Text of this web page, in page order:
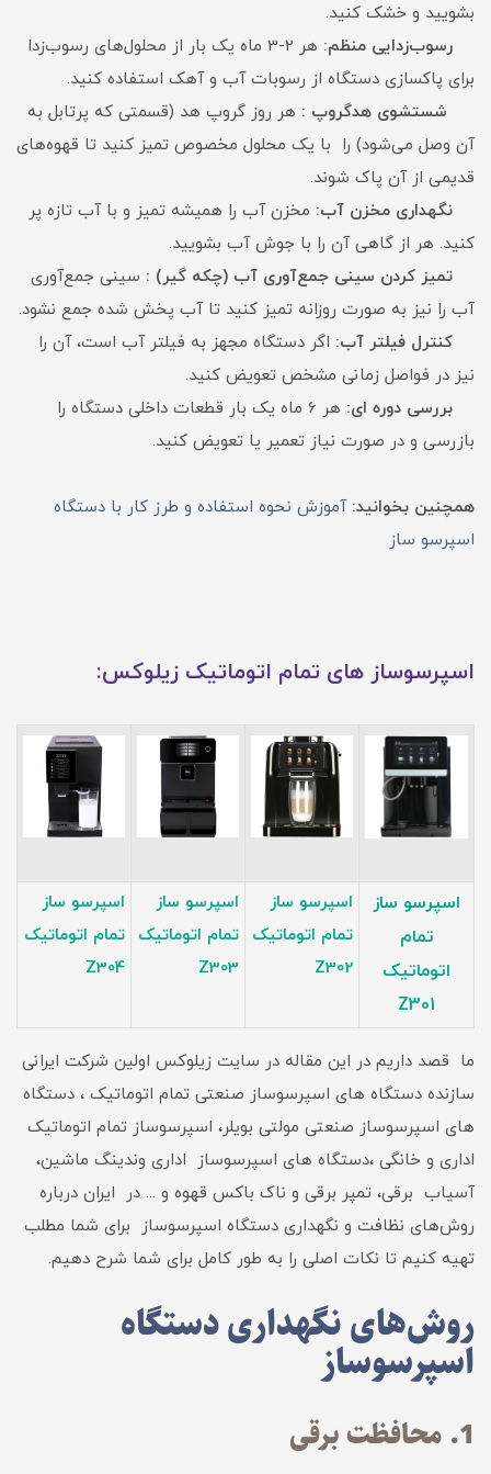
بشویید و خشک کنید.
رسوب‌زدایی منظم:
هر 2-3 ماه یک بار از محلول‌های رسوب‌زدا
برای پاکسازی دستگاه از رسوبات آب و آهک استفاده کنید.
شستشوی هدگروپ : هر روز گروپ هد (قسمتی که پرتابل به
آن وصل می‌شود) را با یک محلول مخصوص تمیز کنید تا قهوه‌های
قدیمی از آن پاک شوند.
نگهداری مخزن آب: مخزن آب را همیشه تمیز و با آب تازه پر
کنید. هر از گاهی آن را با جوش آب بشویید.
تمیز کردن سینی جمع‌آوری آب (چکه گیر) : سینی جمع‌آوری
آب را نیز به صورت روزانه تمیز کنید تا آب پخش شده جمع نشود.
کنترل فیلتر آب: اگر دستگاه مجهز به فیلتر آب است، آن را
نیز در فواصل زمانی مشخص تعویض کنید.
بررسی دوره ای:
هر 6 ماه یک بار قطعات داخلی دستگاه را
بازرسی و در صورت نیاز تعمیر یا تعویض کنید.
همچنین بخوانید:آموزش نحوه استفاده و طرز کار با دستگاه
اسپرسو ساز
اسپرسوساز های تمام اتوماتیک زیلوکس:
اسپرسو ساز
تمام
اتوماتیک
Z301
اسپرسو ساز
تمام اتوماتیک
Z302
اسپرسو ساز
تمام اتوماتیک
Z303
اسپرسو ساز
تمام اتوماتیک
Z304
ما قصد داریم در این مقاله در سایت زیلوکس اولین شرکت ایرانی
سازنده دستگاه های اسپرسوساز صنعتی تمام اتوماتیک ، دستگاه
های اسپرسوساز صنعتی مولتی بویلر، اسپرسوساز تمام اتوماتیک
اداری و خانگی ،دستگاه های اسپرسوساز اداری وندینگ ماشین،
آسیاب برقی، تمپر برقی و ناک باکس قهوه و ... در ایران درباره
روش‌های نظافت و نگهداری دستگاه اسپرسوساز برای شما مطلب
تهیه کنیم تا نکات اصلی را به طور کامل برای شما شرح دهیم.
روش‌های نگهداری دستگاه
اسپرسوساز
1. محافظت برقی